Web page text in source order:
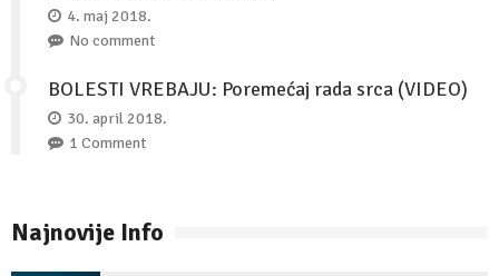
4. maj 2018.
No comment
BOLESTI VREBAJU: Poremećaj rada srca (VIDEO)
30. april 2018.
1 Comment
Najnovije Info